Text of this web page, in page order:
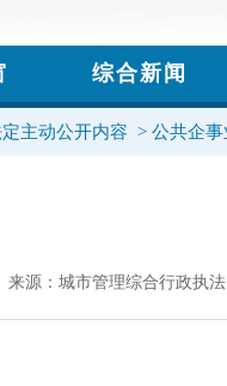
主动公开内容 > 公共企
来源：城市管理综合行政执